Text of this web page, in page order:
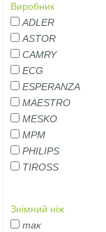
Виробник
ADLER
ASTOR
CAMRY
ECG
ESPERANZA
MAESTRO
MESKO
MPM
PHILIPS
TIROSS
Знімний ніж
так